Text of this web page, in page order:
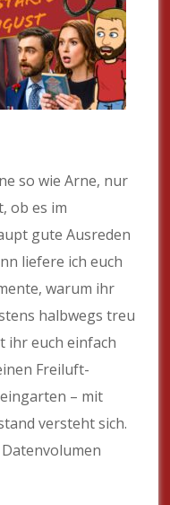
so wie Arne, nur
ob es im
gute Ausreden
liefere ich euch
warum ihr
halbwegs treu
ihr euch einfach
Freiluft-
– mit
versteht sich.